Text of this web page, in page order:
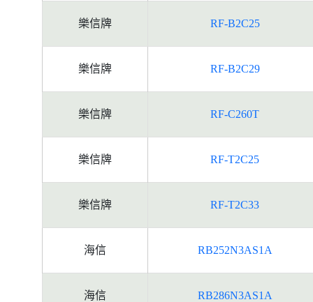
樂信牌 RF-B2C25
樂信牌 RF-B2C29
樂信牌 RF-C260T
樂信牌 RF-T2C25
樂信牌 RF-T2C33
海信 RB252N3AS1A
海信 RB286N3AS1A